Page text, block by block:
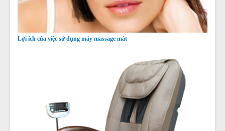
Lợi ích của việc sử dụng máy massage mắt